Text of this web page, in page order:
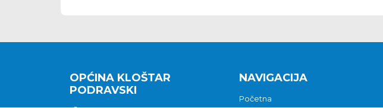
OPĆINA KLOŠTAR
PODRAVSKI
NAVIGACIJA
Početna